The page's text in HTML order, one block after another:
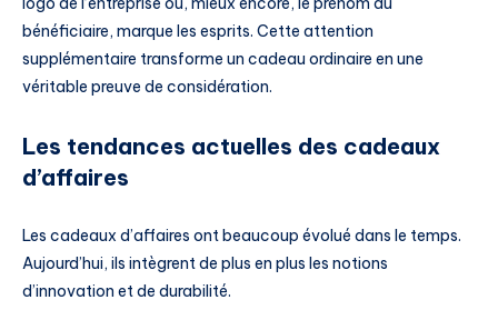
bénéficiaire, marque les esprits. Cette attention
supplémentaire transforme un cadeau ordinaire en une
véritable preuve de considération.
Les tendances actuelles des cadeaux
d’affaires
Les cadeaux d’affaires ont beaucoup évolué dans le temps.
Aujourd’hui, ils intègrent de plus en plus les notions
d’innovation et de durabilité.